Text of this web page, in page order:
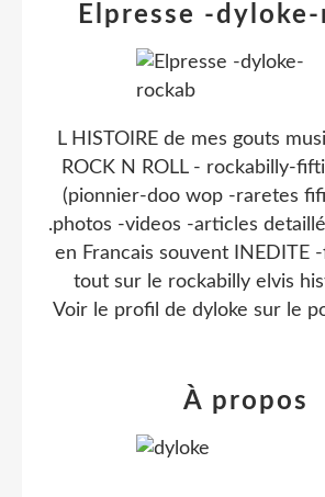
Elpresse -
L HISTOIRE de mes gouts
ROCK N ROLL - rockabilly-
(pionnier-doo wop -raretes
.photos -videos -articles
en Francais souvent INEDITE
tout sur le rockabilly elvis
Voir le profil de dyloke sur le
À propos